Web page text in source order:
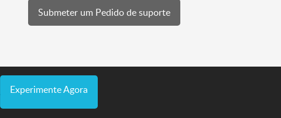
Submeter um Pedido de suporte
Experimente Agora